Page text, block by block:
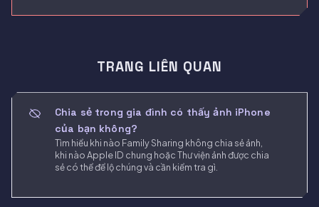
TRANG LIÊN QUAN
Chia sẻ trong gia đình có thấy ảnh iPhone
của bạn không?
Tìm hiểu khi nào Family Sharing không chia sẻ ảnh,
khi nào Apple ID chung hoặc Thư viện ảnh được chia
sẻ có thể để lộ chúng và cần kiểm tra gì.